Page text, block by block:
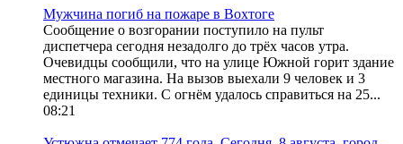
Мужчина погиб на пожаре в Вохтоге
Сообщение о возгорании поступило на пульт
диспетчера сегодня незадолго до трёх часов утра.
Очевидцы сообщили, что на улице Южной горит здание
местного магазина. На вызов выехали 9 человек и 3
единицы техники. С огнём удалось справиться на 25...
08:21